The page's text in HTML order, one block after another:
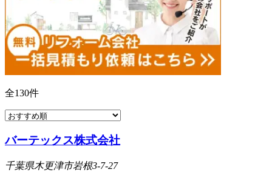
全130件
バーテックス株式会社
千葉県木更津市岩根3-7-27